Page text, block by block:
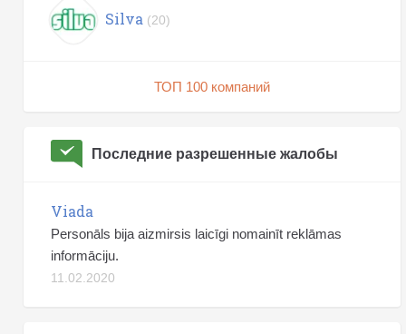
Silva (20)
ТОП 100 компаний
Последние разрешенные жалобы
Viada
Personāls bija aizmirsis laicīgi nomainīt reklāmas
informāciju.
11.02.2020